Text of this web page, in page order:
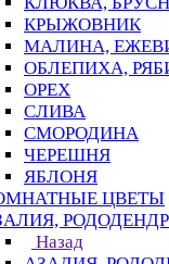
КРЫЖОВНИК
МАЛИНА,
ОБЛЕПИХА,
ОРЕХ
СЛИВА
СМОРОДИНА
ЧЕРЕШНЯ
ЯБЛОНЯ
ЦВЕТЫ
Назад